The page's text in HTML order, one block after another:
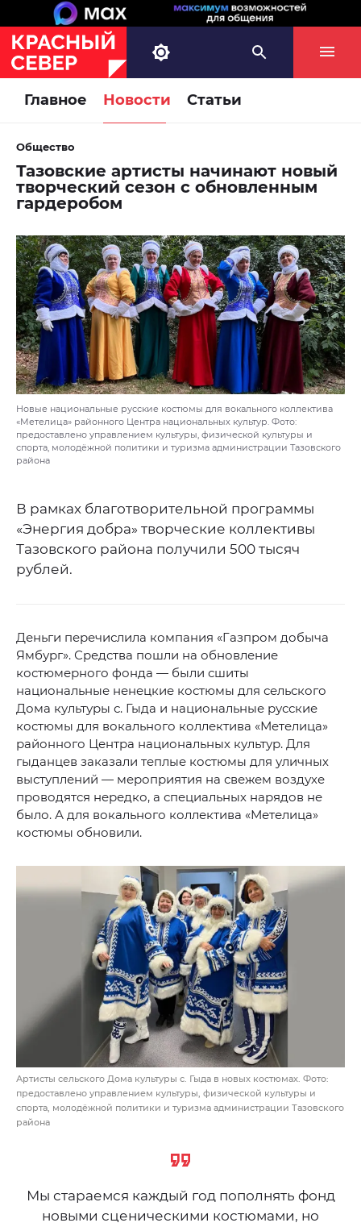
Главное Новости Статьи
Общество
Тазовские артисты начинают новый
творческий сезон с обновленным
гардеробом
Новые национальные русские костюмы для вокального коллектива
«Метелица» районного Центра национальных культур. Фото:
предоставлено управлением культуры, физической культуры и
спорта, молодёжной политики и туризма администрации Тазовского
района
В рамках благотворительной программы
«Энергия добра» творческие коллективы
Тазовского района получили 500 тысяч
рублей.
Деньги перечислила компания «Газпром добыча
Ямбург». Средства пошли на обновление
костюмерного фонда — были сшиты
национальные ненецкие костюмы для сельского
Дома культуры с. Гыда и национальные русские
костюмы для вокального коллектива «Метелица»
районного Центра национальных культур. Для
гыданцев заказали теплые костюмы для уличных
выступлений — мероприятия на свежем воздухе
проводятся нередко, а специальных нарядов не
было. А для вокального коллектива «Метелица»
костюмы обновили.
Артисты сельского Дома культуры с. Гыда в новых костюмах. Фото:
предоставлено управлением культуры, физической культуры и
спорта, молодёжной политики и туризма администрации Тазовского
района
Мы стараемся каждый год пополнять фонд
новыми сценическими костюмами, но